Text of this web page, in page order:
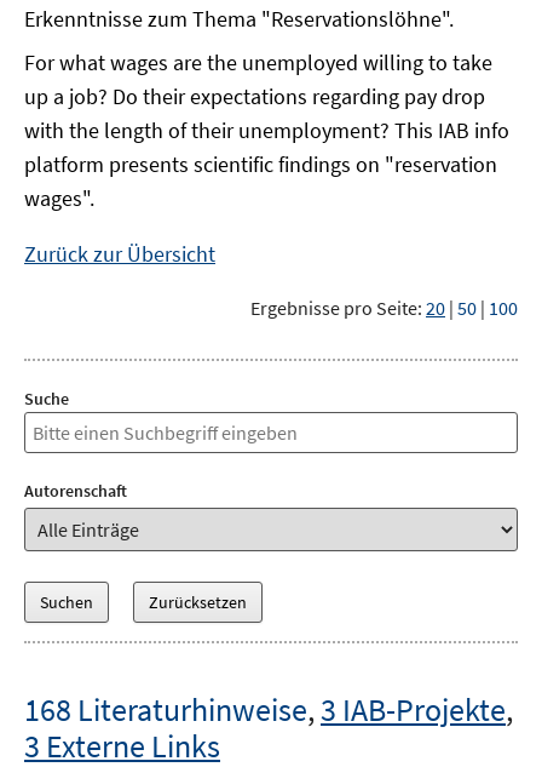
Erkenntnisse zum Thema "Reservationslöhne".
For what wages are the unemployed willing to take
up a job? Do their expectations regarding pay drop
with the length of their unemployment? This IAB info
platform presents scientific findings on "reservation
wages".
Zurück zur Übersicht
Ergebnisse pro Seite: 20 | 50 | 100
Suche
Autorenschaft
168 Literaturhinweise,3 IAB-Projekte,
3 Externe Links